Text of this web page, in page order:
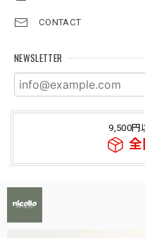
CONTACT
NEWSLETTER
9,500円